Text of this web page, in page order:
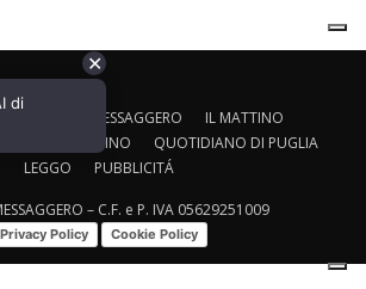
IL MESSAGGERO
IL MATTINO
IL GAZZETTINO
QUOTIDIANO DI PUGLIA
LEGGO
PUBBLICITÁ
– C.F. e P. IVA 05629251009
Privacy Policy Cookie Policy
✕
di